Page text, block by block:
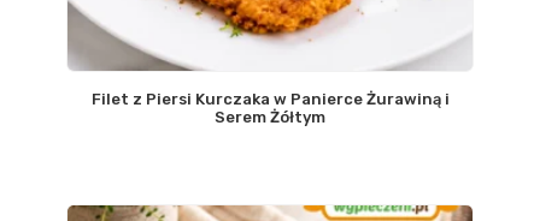
Filet z Piersi Kurczaka w Panierce Żurawiną i
Serem Żółtym